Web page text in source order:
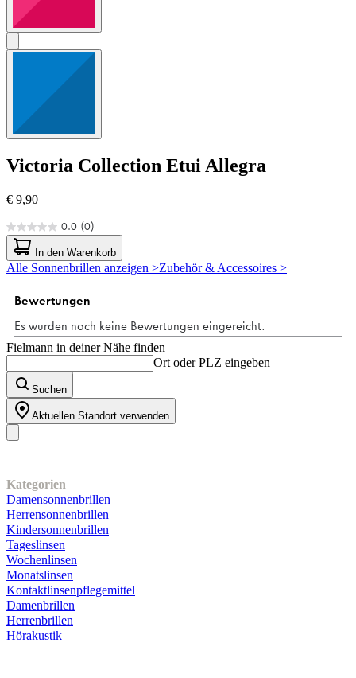
Victoria Collection Etui Allegra
€ 9,90
0.0 (0)
0.0
von
5
Sternen.
In den Warenkorb
Alle Sonnenbrillen anzeigen >Zubehör & Accessoires >
Fielmann in deiner Nähe finden
Ort oder PLZ eingeben
Suchen
Aktuellen Standort verwenden
Kategorien
Damensonnenbrillen
Herrensonnenbrillen
Kindersonnenbrillen
Tageslinsen
Wochenlinsen
Monatslinsen
Kontaktlinsenpflegemittel
Damenbrillen
Herrenbrillen
Hörakustik